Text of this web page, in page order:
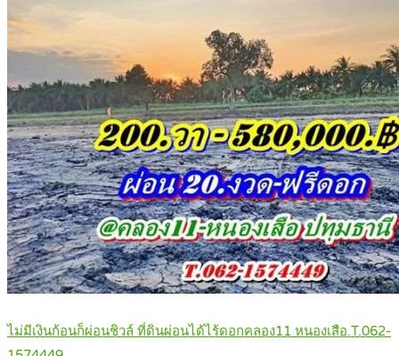
ไม่มีเงินก้อนก็ผ่อนชิวล์ ที่ดินผ่อนได้ไร้ดอกคลอง11 หนองเสือ.T.062-